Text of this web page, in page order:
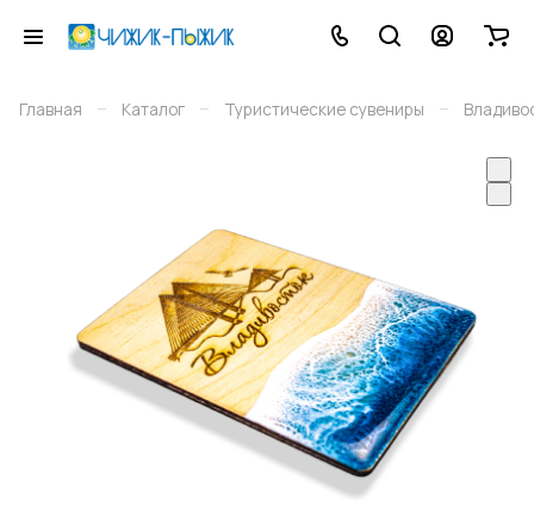
Главная – Каталог – Туристические сувениры –